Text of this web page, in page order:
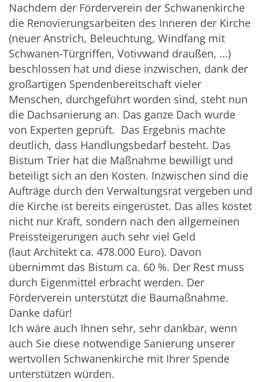
Nachdem der Förderverein der Schwanenkirche
die Renovierungsarbeiten des Inneren der Kirche
(neuer Anstrich, Beleuchtung, Windfang mit
Schwanen-Türgriffen, Votivwand draußen, …)
beschlossen hat und diese inzwischen, dank der
großartigen Spendenbereitschaft vieler
Menschen, durchgeführt worden sind, steht nun
die Dachsanierung an. Das ganze Dach wurde
von Experten geprüft. Das Ergebnis machte
deutlich, dass Handlungsbedarf besteht. Das
Bistum Trier hat die Maßnahme bewilligt und
beteiligt sich an den Kosten. Inzwischen sind die
Aufträge durch den Verwaltungsrat vergeben und
die Kirche ist bereits eingerüstet. Das alles kostet
nicht nur Kraft, sondern nach den allgemeinen
Preissteigerungen auch sehr viel Geld
(laut Architekt ca. 478.000 Euro). Davon
übernimmt das Bistum ca. 60 %. Der Rest muss
durch Eigenmittel erbracht werden. Der
Förderverein unterstützt die Baumaßnahme.
Danke dafür!
Ich wäre auch Ihnen sehr, sehr dankbar, wenn
auch Sie diese notwendige Sanierung unserer
wertvollen Schwanenkirche mit Ihrer Spende
unterstützen würden.